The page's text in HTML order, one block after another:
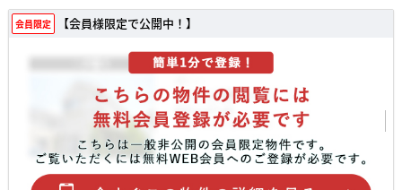
会員限定 【会員様限定で公開中！】